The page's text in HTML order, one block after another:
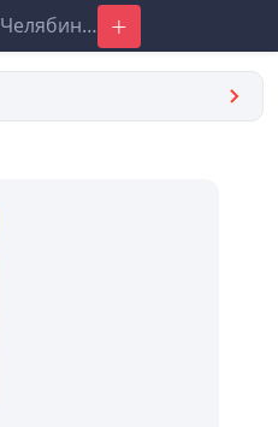
ЧелябинскДобавить